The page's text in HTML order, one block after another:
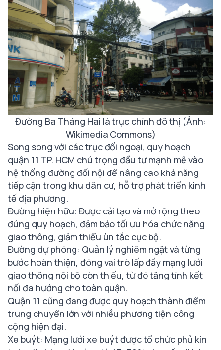
Đường Ba Tháng Hai là trục chính đô thị (Ảnh:
Wikimedia Commons)
Song song với các trục đối ngoại, quy hoạch
quận 11 TP. HCM chú trọng đầu tư mạnh mẽ vào
hệ thống đường đối nội để nâng cao khả năng
tiếp cận trong khu dân cư, hỗ trợ phát triển kinh
tế địa phương.
Đường hiện hữu: Được cải tạo và mở rộng theo
đúng quy hoạch, đảm bảo tối ưu hóa chức năng
giao thông, giảm thiểu ùn tắc cục bộ.
Đường dự phóng: Quản lý nghiêm ngặt và từng
bước hoàn thiện, đóng vai trò lấp đầy mạng lưới
giao thông nội bộ còn thiếu, từ đó tăng tính kết
nối đa hướng cho toàn quận.
Quận 11 cũng đang được quy hoạch thành điểm
trung chuyển lớn với nhiều phương tiện công
cộng hiện đại.
Xe buýt: Mạng lưới xe buýt được tổ chức phủ kín